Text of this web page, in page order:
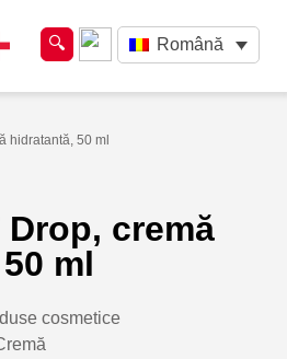
Română
hidratantă, 50 ml
cremă
ml
cosmetice